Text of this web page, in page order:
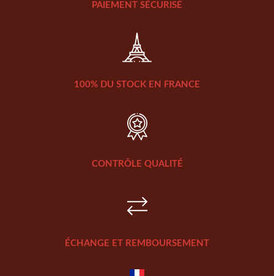
PAIEMENT SÉCURISÉ
100% DU STOCK EN FRANCE
CONTRÔLE QUALITÉ
ÉCHANGE ET REMBOURSEMENT